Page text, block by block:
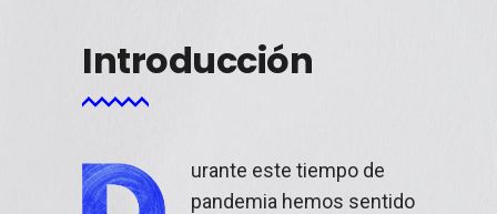
Introducción
urante este tiempo de
pandemia hemos sentido